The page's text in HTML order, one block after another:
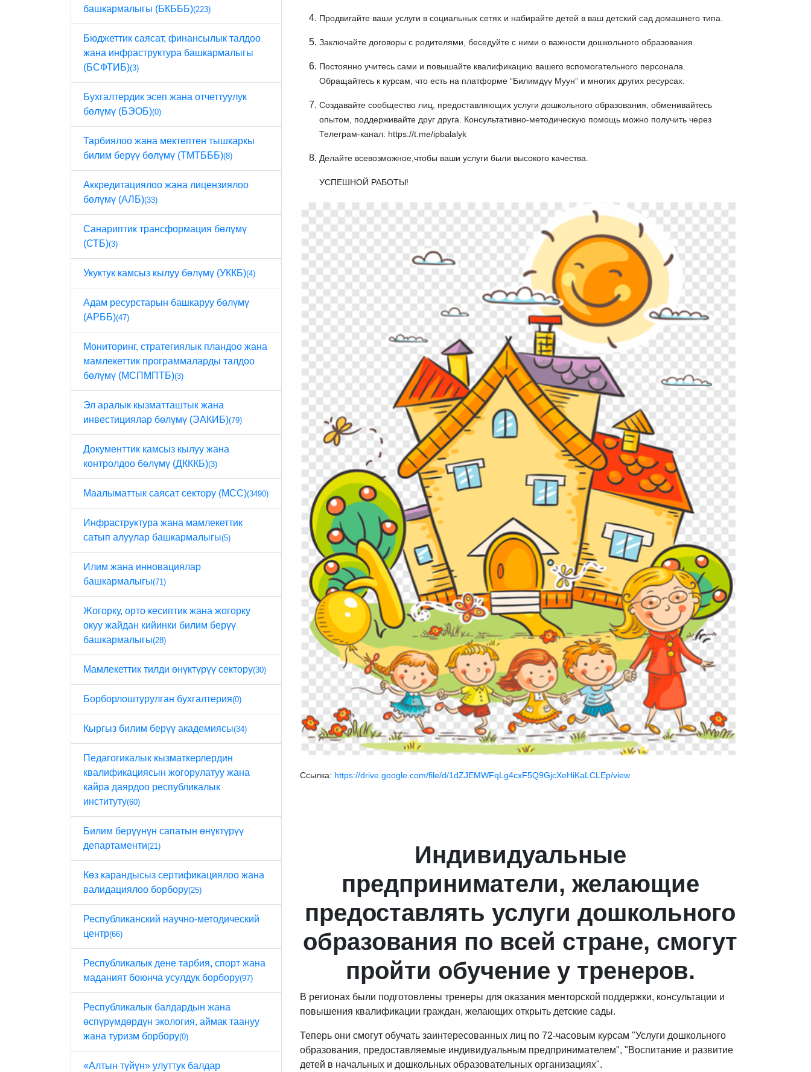
башкармалыгы (БКБББ)(223)
Бюджеттик саясат, финансылык талдоо
жана инфраструктура башкармалыгы
(БСФТИБ)(3)
Бухгалтердик эсеп жана отчеттуулук
бөлүмү (БЭОБ)(0)
Тарбиялоо жана мектептен тышкаркы
билим берүү бөлүмү (ТМТБББ)(8)
Аккредитациялоо жана лицензиялоо
бөлүмү (АЛБ)(33)
Санариптик трансформация бөлүмү
(СТБ)(3)
Укуктук камсыз кылуу бөлүмү (УККБ)(4)
Адам ресурстарын башкаруу бөлүмү
(АРББ)(47)
Мониторинг, стратегиялык пландоо жана
мамлекеттик программаларды талдоо
бөлүмү (МСПМПТБ)(3)
Эл аралык кызматташтык жана
инвестициялар бөлүмү (ЭАКИБ)(79)
Документтик камсыз кылуу жана
контролдоо бөлүмү (ДКККБ)(3)
Маалыматтык саясат сектору (МСС)(3490)
Инфраструктура жана мамлекеттик
сатып алуулар башкармалыгы(5)
Илим жана инновациялар
башкармалыгы(71)
Жогорку, орто кесиптик жана жогорку
окуу жайдан кийинки билим берүү
башкармалыгы(28)
Мамлекеттик тилди өнүктүрүү сектору(30)
Борборлоштурулган бухгалтерия(0)
Кыргыз билим берүү академиясы(34)
Педагогикалык кызматкерлердин
квалификациясын жогорулатуу жана
кайра даярдоо республикалык
институту(60)
Билим берүүнүн сапатын өнүктүрүү
департаменти(21)
Көз карандысыз сертификациялоо жана
валидациялоо борбору(25)
Республиканский научно-методический
центр(66)
Республикалык дене тарбия, спорт жана
маданият боюнча усулдук борбору(97)
Республикалык балдардын жана
өспүрүмдөрдүн экология, аймак таануу
жана туризм борбору(0)
«Алтын түйүн» улуттук балдар
Продвигайте ваши услуги в социальных сетях и набирайте детей в ваш детский сад домашнего типа.
Заключайте договоры с родителями, беседуйте с ними о важности дошкольного образования.
Постоянно учитесь сами и повышайте квалификацию вашего вспомогательного персонала.
Обращайтесь к курсам, что есть на платформе “Билимдүү Муун” и многих других ресурсах.
Создавайте сообщество лиц, предоставляющих услуги дошкольного образования, обменивайтесь
опытом, поддерживайте друг друга. Консультативно-методическую помощь можно получить через
Телеграм-канал: https://t.me/ipbalalyk
Делайте всевозможное,чтобы ваши услуги были высокого качества.
УСПЕШНОЙ РАБОТЫ!
Ссылка: https://drive.google.com/file/d/1dZJEMWFqLg4cxF5Q9GjcXeHiKaLCLEp/view
Индивидуальные
предприниматели, желающие
предоставлять услуги дошкольного
образования по всей стране, смогут
пройти обучение у тренеров.
В регионах были подготовлены тренеры для оказания менторской поддержки, консультации и
повышения квалификации граждан, желающих открыть детские сады.
Теперь они смогут обучать заинтересованных лиц по 72-часовым курсам "Услуги дошкольного
образования, предоставляемые индивидуальным предпринимателем", "Воспитание и развитие
детей в начальных и дошкольных образовательных организациях".